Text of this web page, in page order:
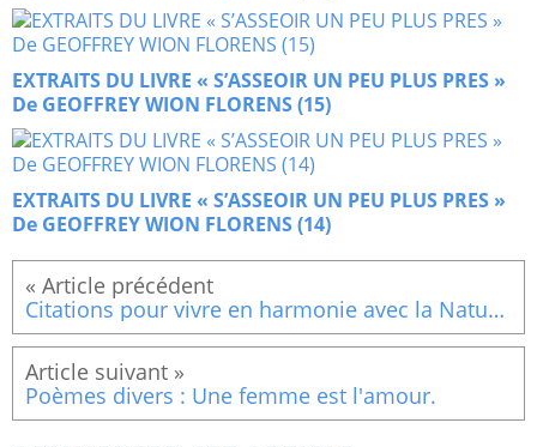
EXTRAITS DU LIVRE « S’ASSEOIR UN PEU PLUS PRES »
De GEOFFREY WION FLORENS (15)
EXTRAITS DU LIVRE « S’ASSEOIR UN PEU PLUS PRES »
De GEOFFREY WION FLORENS (14)
Citations pour vivre en harmonie avec la Nature : Les esprits
Poèmes divers : Une femme est l'amour.